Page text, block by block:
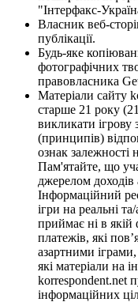
"Інтерфакс-
Власник веб-
публікації.
Будь-яке
фотографічних
правовласника
Матеріали сайту
старше 21 року
викликати ігрову
(принципів)
ознак залежності
Пам'ятайте, що
джерелом доходів
Інформаційний
ігри на реальні
приймає ні в якій
платежів, які
азартними
які матеріали на
korrespondent.net
інформаційних